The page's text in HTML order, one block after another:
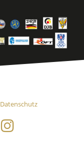
Datenschutz